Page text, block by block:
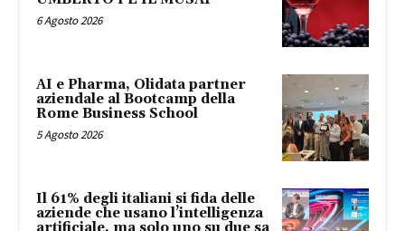
6 Agosto 2026
AI e Pharma, Olidata partner
aziendale al Bootcamp della
Rome Business School
5 Agosto 2026
Il 61% degli italiani si fida delle
aziende che usano l’intelligenza